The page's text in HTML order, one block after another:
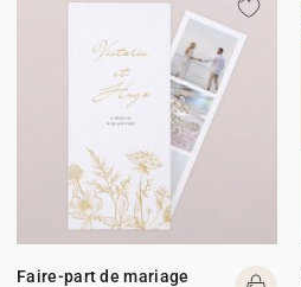
Faire-part de mariage